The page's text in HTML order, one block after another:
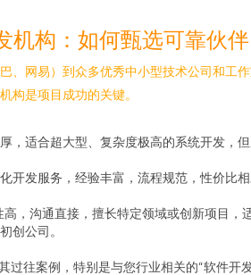
机构：如何甄选可靠伙伴
、网易）到众多优秀中小型技术公司和工
构是项目成功的关键。
厚，适合超大型、复杂度极高的系统开发，
化开发服务，经验丰富，流程规范，性价比
高，沟通直接，擅长特定领域或创新项目，
创公司。
过往案例，特别是与您行业相关的“软件开